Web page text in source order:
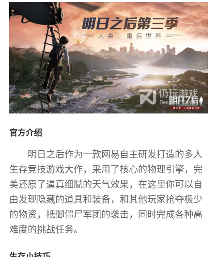
官方介绍
明日之后作为一款网易自主研发打造的多人
生存竞技游戏大作，采用了核心的物理引擎，完
美还原了逼真细腻的天气效果，在这里你可以自
由发现隐藏的道具和装备，和其他玩家抢夺极少
的物资，抵御僵尸军团的袭击，同时完成各种高
难度的挑战任务。